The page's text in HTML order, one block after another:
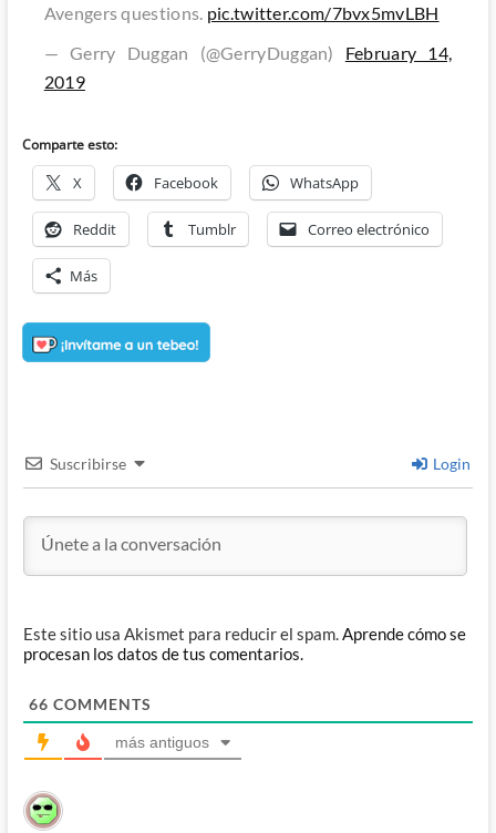
Avengers questions. pic.twitter.com/7bvx5mvLBH
— Gerry Duggan (@GerryDuggan) February 14,
2019
Comparte esto:
X Facebook WhatsApp
Reddit Tumblr Correo electrónico
Más
Suscribirse Login
Este sitio usa Akismet para reducir el spam. Aprende cómo se
procesan los datos de tus comentarios.
66 COMMENTS
más antiguos